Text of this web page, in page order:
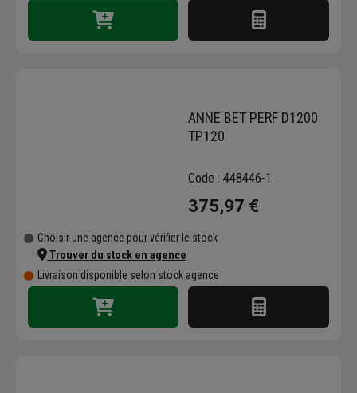
ANNE BET PERF D1200
TP120
Code : 448446-1
375,97 €
Choisir une agence pour vérifier le stock
Trouver du stock en agence
Livraison disponible selon stock agence